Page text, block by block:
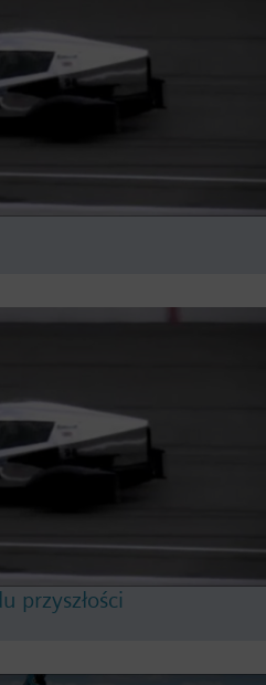
przyszłości